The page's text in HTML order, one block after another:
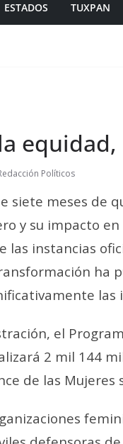
ESTADOS TUXPAN
Políticos
siete meses de
y su impacto
las instancias
ha
las
el
2 mil 144
de las Mujeres